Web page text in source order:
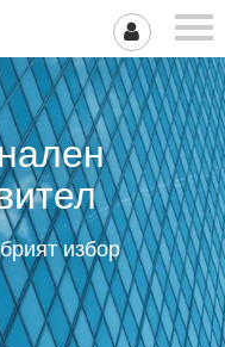
избор